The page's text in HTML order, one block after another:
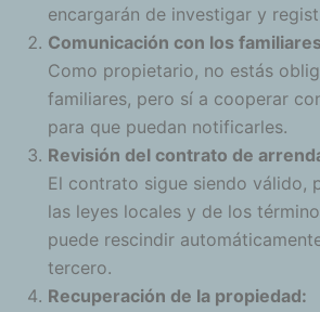
encargarán de investigar y
Comunicación con los
Como propietario, no estás
familiares, pero sí a cooperar
para que puedan notificarles.
Revisión del contrato de
El contrato sigue siendo válido,
las leyes locales y de los
puede rescindir
tercero.
Recuperación de la propiedad: